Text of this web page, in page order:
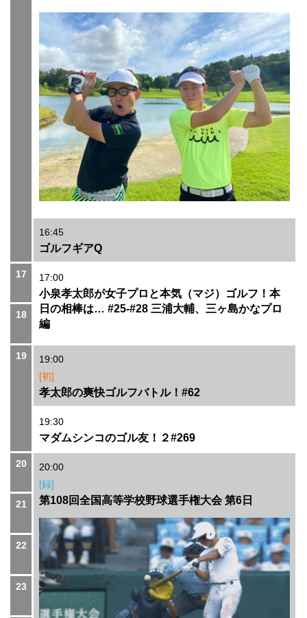
16:45
ゴルフギアQ
17 17:00
小泉孝太郎が女子プロと本気（マジ）ゴルフ！本
日の相棒は… #25-#28 三浦大輔、三ヶ島かなプロ
編
18
19
19:00
[初]
孝太郎の爽快ゴルフバトル！#62
19:30
マダムシンコのゴル友！２#269
20
20:00
[録]
第108回全国高等学校野球選手権大会 第6日
21
22
23